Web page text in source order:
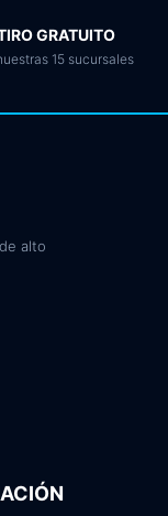
GRATUITO
15 sucursales
alto